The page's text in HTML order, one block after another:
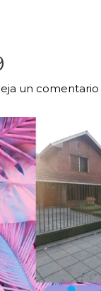
un comentario